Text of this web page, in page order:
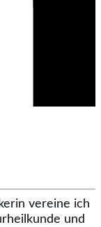
vereine ich
und